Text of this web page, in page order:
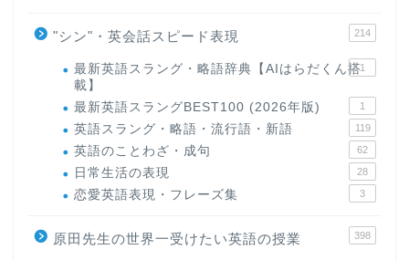
"シン"・英会話スピード表現 214
最新英語スラング・略語辞典【AIはらだくん搭
載】
1
最新英語スラングBEST100 (2026年版) 1
英語スラング・略語・流行語・新語 119
英語のことわざ・成句 62
日常生活の表現 28
恋愛英語表現・フレーズ集 3
原田先生の世界一受けたい英語の授業 398